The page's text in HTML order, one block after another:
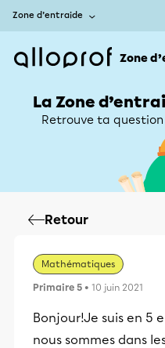
Zone d’entraide
Zone
La Zone
Retrouve ta
Retour
Mathématiques
Primaire 5 • 10 juin 2021
Bonjour!Je suis en 5
nous sommes dans